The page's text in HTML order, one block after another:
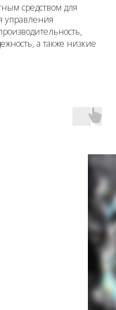
средством для
управления
а также низкие